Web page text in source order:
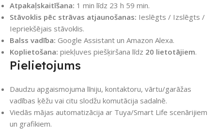
Atpakaļskaitīšana: 1 min līdz 23 h 59 min.
Stāvoklis pēc strāvas atjaunošanas: Ieslēgts / Izslēgts /
Iepriekšējais stāvoklis.
Balss vadība: Google Assistant un Amazon Alexa.
Koplietošana: piekļuves piešķiršana līdz 20 lietotājiem.
Pielietojums
Daudzu apgaismojuma līniju, kontaktoru, vārtu/garāžas
vadības ķēžu vai citu slodžu komutācija sadalnē.
Viedās mājas automatizācija ar Tuya/Smart Life scenārijiem
un grafikiem.